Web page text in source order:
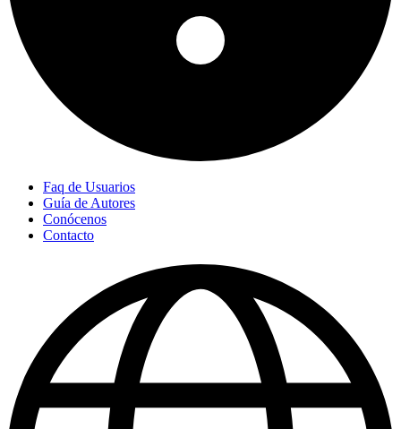
Faq de Usuarios
Guía de Autores
Conócenos
Contacto